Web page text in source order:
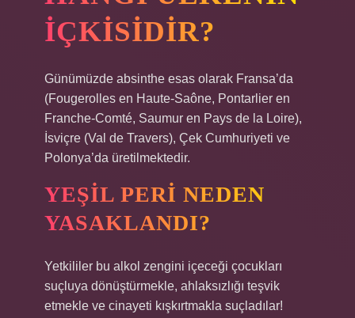
IÇKISIDIR?
Günümüzde absinthe esas olarak Fransa’da
(Fougerolles en Haute-Saône, Pontarlier en
Franche-Comté, Saumur en Pays de la Loire),
İsviçre (Val de Travers), Çek Cumhuriyeti ve
Polonya’da üretilmektedir.
YEŞIL PERI NEDEN
YASAKLANDI?
Yetkililer bu alkol zengini içeceği çocukları
suçluya dönüştürmekle, ahlaksızlığı teşvik
etmekle ve cinayeti kışkırtmakla suçladılar!